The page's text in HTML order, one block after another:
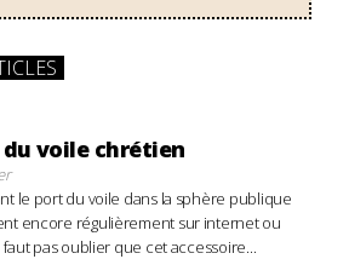
voile chrétien
le port du voile dans la sphère publique
encore régulièrement sur internet ou
pas oublier que cet accessoire...